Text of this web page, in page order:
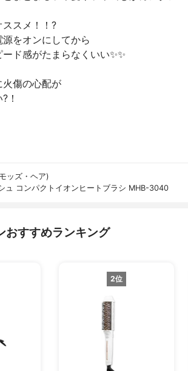
スメ！！?
をオンにしてから
ド感がたまらなくいい✨✨
火傷の心配が
！
ッズ・ヘア)
ュ コンパクトイオンヒートブラシ MHB-3040
おすすめランキング
2位